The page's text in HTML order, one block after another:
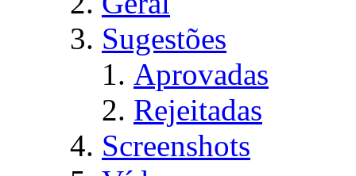
Sugestões
Aprovadas
Rejeitadas
Screenshots